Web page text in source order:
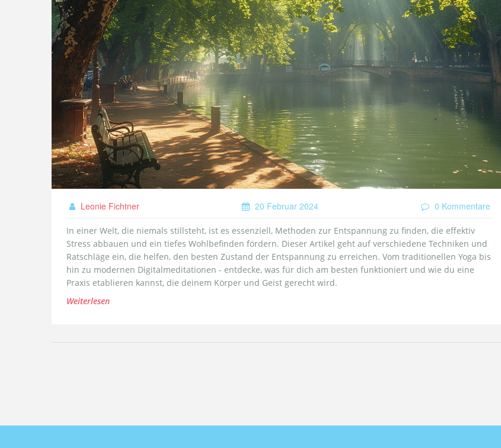
Leonie Fichtner 20 Februar 2024 0 Kommentare
In einer Welt, die niemals stillsteht, ist es essenziell, Methoden zur Entspannung zu finden, die effektiv
Stress abbauen und ein tiefes Wohlbefinden fördern. Dieser Artikel geht auf verschiedene Techniken und
Ratschläge ein, die helfen, den besten Zustand der Entspannung zu erreichen. Vom traditionellen Yoga bis
hin zu modernen Digitalmeditationen - entdecke, was für dich am besten funktioniert und wie du eine
Praxis etablieren kannst, die deinem Körper und Geist gerecht wird.
Weiterlesen